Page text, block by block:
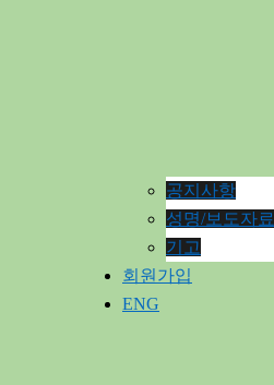
공지사항
성명/보도자료
기고
회원가입
ENG